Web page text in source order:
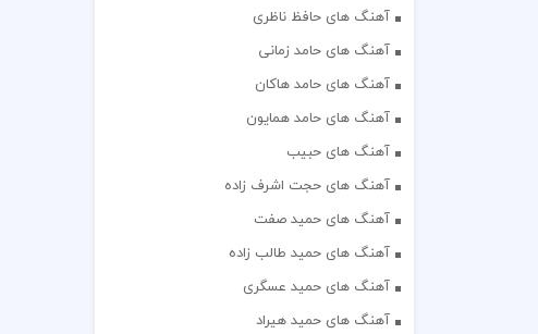
آهنگ های حافظ ناظری
آهنگ های حامد زمانی
آهنگ های حامد هاکان
آهنگ های حامد همایون
آهنگ های حبیب
آهنگ های حجت اشرف زاده
آهنگ های حمید صفت
آهنگ های حمید طالب زاده
آهنگ های حمید عسگری
آهنگ های حمید هیراد